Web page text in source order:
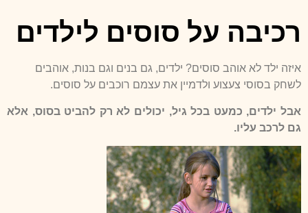
רכיבה על סוסים לילדים
איזה ילד לא אוהב סוסים? ילדים, גם בנים וגם בנות, אוהבים
לשחק בסוסי צעצוע ולדמיין את עצמם רוכבים על סוסים.
אבל ילדים, כמעט בכל גיל, יכולים לא רק להביט בסוס, אלא
גם לרכב עליו.